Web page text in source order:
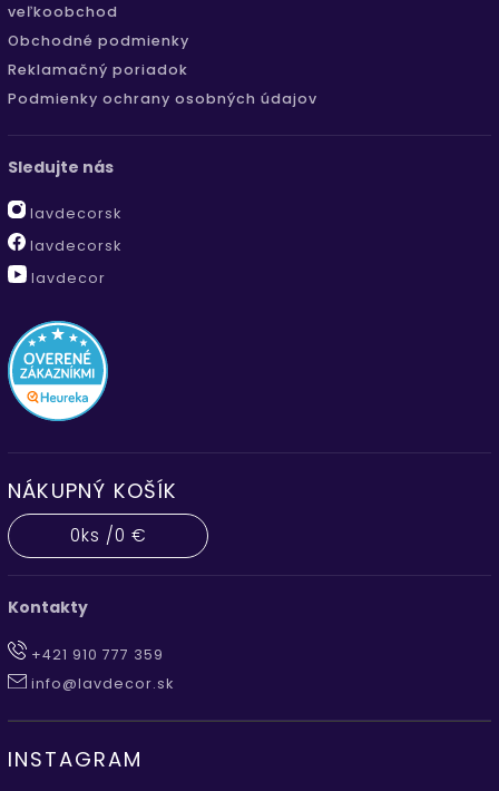
veľkoobchod
Obchodné podmienky
Reklamačný poriadok
Podmienky ochrany osobných údajov
Sledujte nás
lavdecorsk
lavdecorsk
lavdecor
NÁKUPNÝ KOŠÍK
0ks /0 €
Kontakty
+421 910 777 359
info@lavdecor.sk
INSTAGRAM